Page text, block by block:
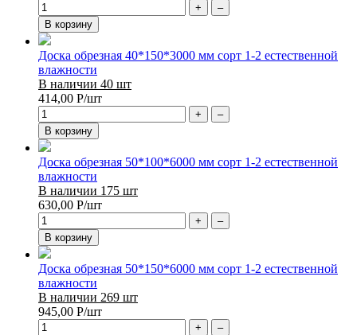
+
–
В корзину
Доска обрезная 40*150*3000 мм сорт 1-2 естественной
влажности
В наличии 40 шт
414,00 Р/шт
+
–
В корзину
Доска обрезная 50*100*6000 мм сорт 1-2 естественной
влажности
В наличии 175 шт
630,00 Р/шт
+
–
В корзину
Доска обрезная 50*150*6000 мм сорт 1-2 естественной
влажности
В наличии 269 шт
945,00 Р/шт
+
–